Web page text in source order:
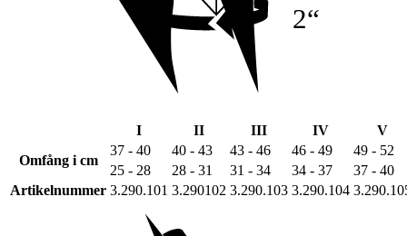
2“
I II III IV
V
Omfång i cm
37 - 40 40 - 43 43 - 46 46 - 49
49 - 52
25 - 28
28 - 31 31 - 34 34 - 37
37 - 40
Artikelnummer 3.290.101 3.290102 3.290.103 3.290.104